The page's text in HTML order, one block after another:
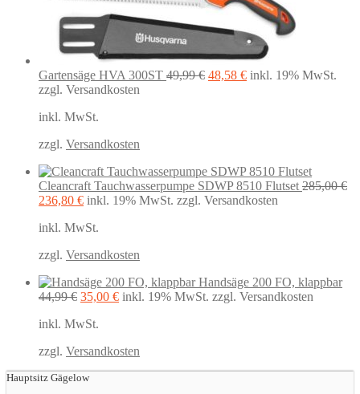
Gartensäge HVA 300ST 49,99€ Ursprünglicher
48,58 €Aktueller
inkl. 19% MwSt.
zzgl. Versandkosten
inkl. MwSt.
zzgl. Versandkosten
Cleancraft Tauchwasserpumpe SDWP 8510 Flutset 285,00€
Ursprünglicher
war:
236,80 €Aktueller
ist:
inkl. 19% MwSt. zzgl. Versandkosten
inkl. MwSt.
zzgl. Versandkosten
Handsäge 200 FO, klappbar
44,99€ Ursprünglicher
war:
35,00 €Aktueller
inkl. 19% MwSt. zzgl. Versandkosten
inkl. MwSt.
zzgl. Versandkosten
Hauptsitz Gägelow